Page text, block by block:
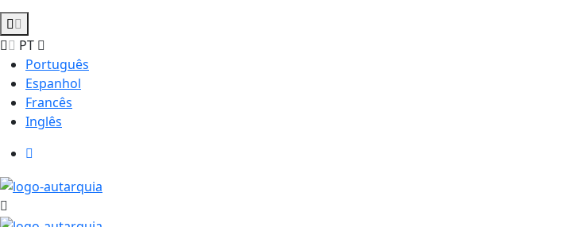
PT
Português
Espanhol
Francês
Inglês